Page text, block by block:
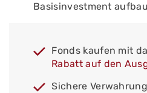
Basisinvestment
Fonds kaufen mit
Rabatt auf den
Sichere